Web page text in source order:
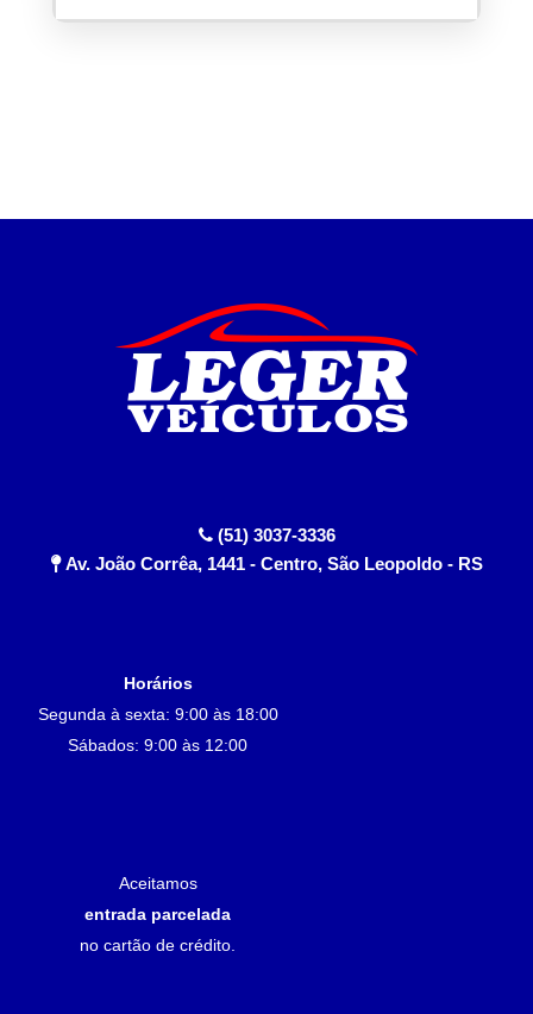
(51) 3037-3336
Av. João Corrêa, 1441 - Centro, São Leopoldo - RS
Horários
Segunda à sexta: 9:00 às 18:00
Sábados: 9:00 às 12:00
Aceitamos
entrada parcelada
no cartão de crédito.